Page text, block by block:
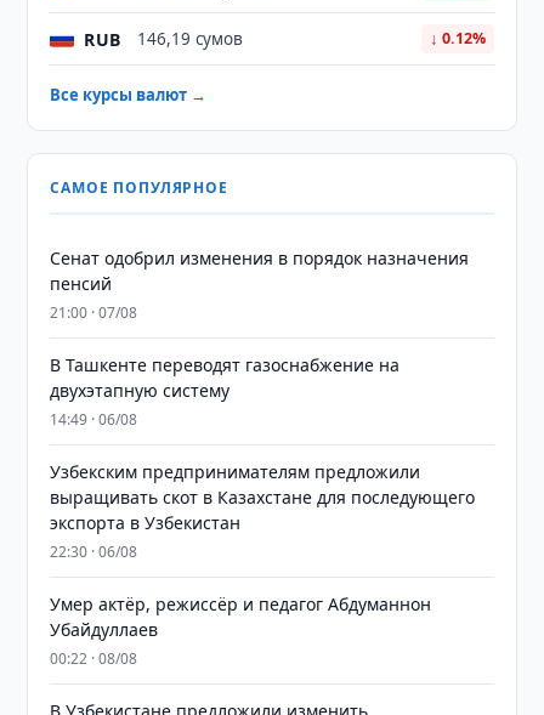
RUB 146,19 сумов ↓ 0.12%
Все курсы валют →
САМОЕ ПОПУЛЯРНОЕ
Сенат одобрил изменения в порядок назначения
пенсий
21:00 · 07/08
В Ташкенте переводят газоснабжение на
двухэтапную систему
14:49 · 06/08
Узбекским предпринимателям предложили
выращивать скот в Казахстане для последующего
экспорта в Узбекистан
22:30 · 06/08
Умер актёр, режиссёр и педагог Абдуманнон
Убайдуллаев
00:22 · 08/08